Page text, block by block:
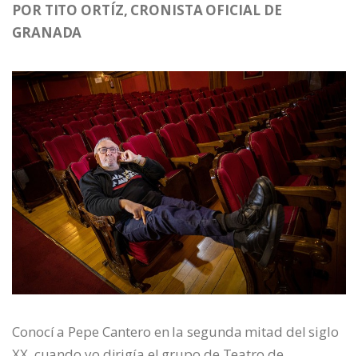
POR TITO ORTÍZ, CRONISTA OFICIAL DE
GRANADA
Conocí a Pepe Cantero en la segunda mitad del siglo